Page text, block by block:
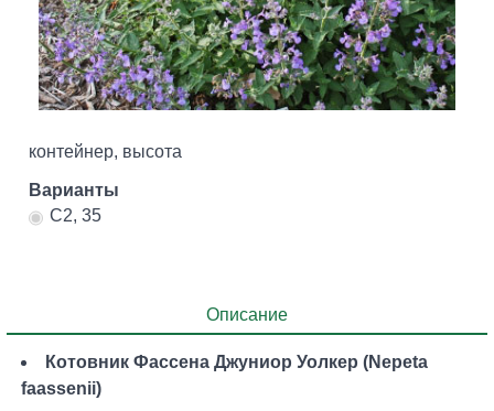
контейнер, высота
Варианты
С2, 35
Описание
Котовник Фассена Джуниор Уолкер (Nepeta
faassenii)